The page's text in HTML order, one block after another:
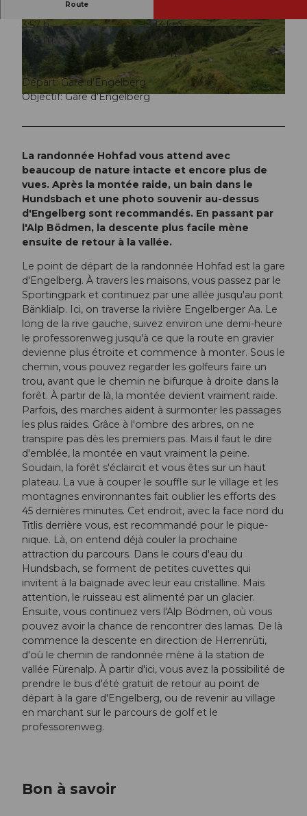
© Engelberg - Titlis Tourismus, Engelberg-Titlis Tourismus
© Engelberg - Titlis Tourismus, Engelberg-Titlis
Tourismus
© Engelberg - Titlis Tourismus, Engelberg-Titlis
Tourismus
Route
3:57 h
13,13 km
449 m
449 m
999 m
1.448 m
449 m
Départ: Gare d'Engelberg
Objectif: Gare d'Engelberg
La randonnée Hohfad vous attend avec
beaucoup de nature intacte et encore plus de
vues. Après la montée raide, un bain dans le
Hundsbach et une photo souvenir au-dessus
d'Engelberg sont recommandés. En passant par
l'Alp Bödmen, la descente plus facile mène
ensuite de retour à la vallée.
Le point de départ de la randonnée Hohfad est la gare
d'Engelberg. À travers les maisons, vous passez par le
Sportingpark et continuez par une allée jusqu'au pont
Bänklialp. Ici, on traverse la rivière Engelberger Aa. Le
long de la rive gauche, suivez environ une demi-heure
le professorenweg jusqu'à ce que la route en gravier
devienne plus étroite et commence à monter. Sous le
chemin, vous pouvez regarder les golfeurs faire un
trou, avant que le chemin ne bifurque à droite dans la
forêt. À partir de là, la montée devient vraiment raide.
Parfois, des marches aident à surmonter les passages
les plus raides. Grâce à l'ombre des arbres, on ne
transpire pas dès les premiers pas. Mais il faut le dire
d'emblée, la montée en vaut vraiment la peine.
Soudain, la forêt s'éclaircit et vous êtes sur un haut
plateau. La vue à couper le souffle sur le village et les
montagnes environnantes fait oublier les efforts des
45 dernières minutes. Cet endroit, avec la face nord du
Titlis derrière vous, est recommandé pour le pique-
nique. Là, on entend déjà couler la prochaine
attraction du parcours. Dans le cours d'eau du
Hundsbach, se forment de petites cuvettes qui
invitent à la baignade avec leur eau cristalline. Mais
attention, le ruisseau est alimenté par un glacier.
Ensuite, vous continuez vers l'Alp Bödmen, où vous
pouvez avoir la chance de rencontrer des lamas. De là
commence la descente en direction de Herrenrüti,
d'où le chemin de randonnée mène à la station de
vallée Fürenalp. À partir d'ici, vous avez la possibilité de
prendre le bus d'été gratuit de retour au point de
départ à la gare d'Engelberg, ou de revenir au village
en marchant sur le parcours de golf et le
professorenweg.
Bon à savoir